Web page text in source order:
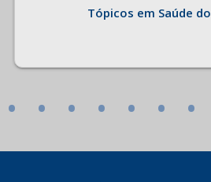
Tópicos em Saúde
• • • • • • •